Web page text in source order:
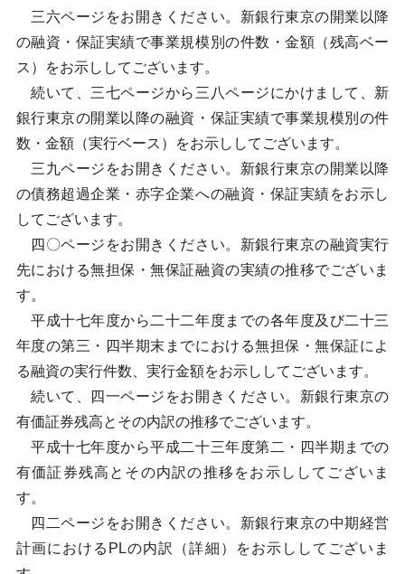
三六ページをお開きください。新銀行東京の開業以降
の融資・保証実績で事業規模別の件数・金額（残高ベー
ス）をお示ししてございます。
続いて、三七ページから三八ページにかけまして、新
銀行東京の開業以降の融資・保証実績で事業規模別の件
数・金額（実行ベース）をお示ししてございます。
三九ページをお開きください。新銀行東京の開業以降
の債務超過企業・赤字企業への融資・保証実績をお示し
してございます。
四〇ページをお開きください。新銀行東京の融資実行
先における無担保・無保証融資の実績の推移でございま
す。
平成十七年度から二十二年度までの各年度及び二十三
年度の第三・四半期末までにおける無担保・無保証によ
る融資の実行件数、実行金額をお示ししてございます。
続いて、四一ページをお開きください。新銀行東京の
有価証券残高とその内訳の推移でございます。
平成十七年度から平成二十三年度第二・四半期までの
有価証券残高とその内訳の推移をお示ししてございま
す。
四二ページをお開きください。新銀行東京の中期経営
計画におけるPLの内訳（詳細）をお示ししてございま